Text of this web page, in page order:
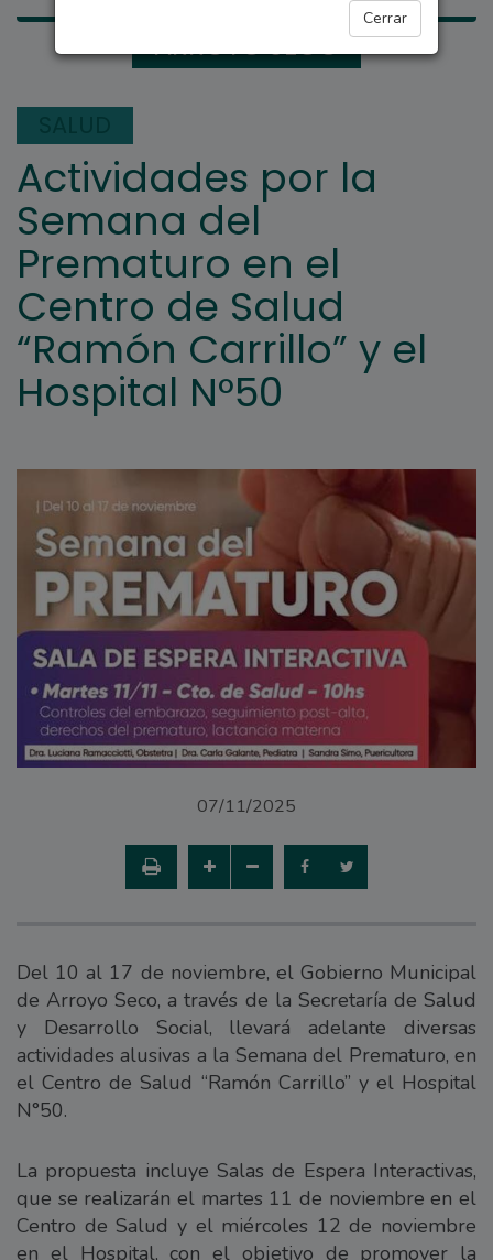
Cerrar
ARROYO SECO
Actividades por la
Semana del
Prematuro en el
Centro de Salud
“Ramón Carrillo” y el
Hospital N°50
07/11/2025
Del 10 al 17 de noviembre, el Gobierno Municipal
de Arroyo Seco, a través de la Secretaría de Salud
y Desarrollo Social, llevará adelante diversas
actividades alusivas a la Semana del Prematuro, en
el Centro de Salud “Ramón Carrillo” y el Hospital
N°50.
La propuesta incluye Salas de Espera Interactivas,
que se realizarán el martes 11 de noviembre en el
Centro de Salud y el miércoles 12 de noviembre
en el Hospital, con el objetivo de promover la